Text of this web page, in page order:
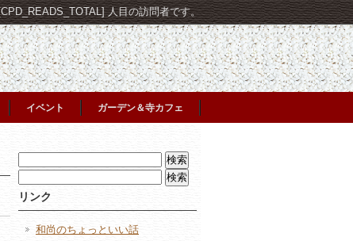
人目の訪問者です。
イベント ガーデン＆寺カフェ
索:
索:
リンク
和尚のちょっといい話